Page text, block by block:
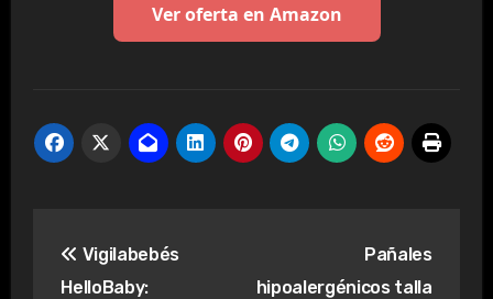
Ver oferta en Amazon
de
Vigilabebés
HelloBaby:
Pañales
hipoalergénicos talla